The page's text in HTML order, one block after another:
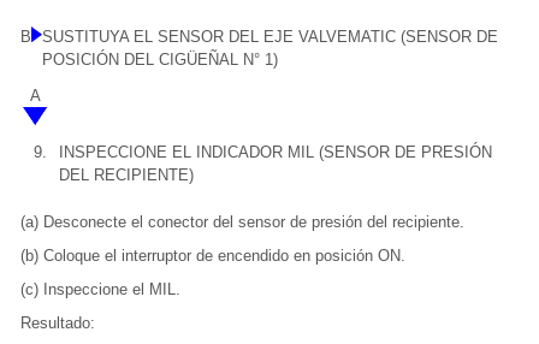
B
SUSTITUYA EL SENSOR DEL EJE VALVEMATIC (SENSOR DE
POSICIÓN DEL CIGÜEÑAL N° 1)
A
9.
INSPECCIONE EL INDICADOR MIL (SENSOR DE PRESIÓN
DEL RECIPIENTE)
(a) Desconecte el conector del sensor de presión del recipiente.
(b) Coloque el interruptor de encendido en posición ON.
(c) Inspeccione el MIL.
Resultado: